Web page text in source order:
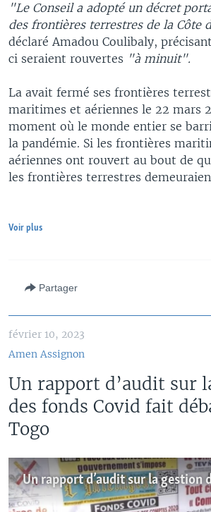
"Le Conseil a adopté un décret
des frontières terrestres de la Côte
déclaré Amadou Coulibaly,
ci seraient rouvertes "à minuit".
La avait fermé ses frontières
maritimes et aériennes le 22 mars
moment où le monde entier se
la pandémie. Si les frontières
aériennes ont rouvert au bout de
les frontières terrestres
Voir plus
Partager
février 10, 2023
Amen Assignon
Un rapport d’audit sur
des fonds Covid fait
Togo